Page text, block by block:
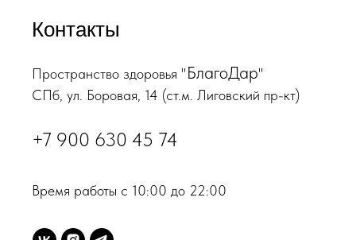
Контакты
Пространство здоровья "БлагоДар"
СПб, ул. Боровая, 14 (ст.м. Лиговский пр-кт)
+7 900 630 45 74
Время работы с 10:00 до 22:00